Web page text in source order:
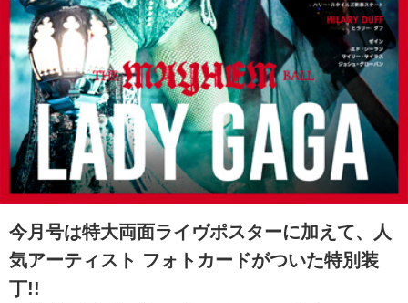
今月号は特大両面ライヴポスターに加えて、人
気アーティスト フォトカードがついた特別装
丁!!